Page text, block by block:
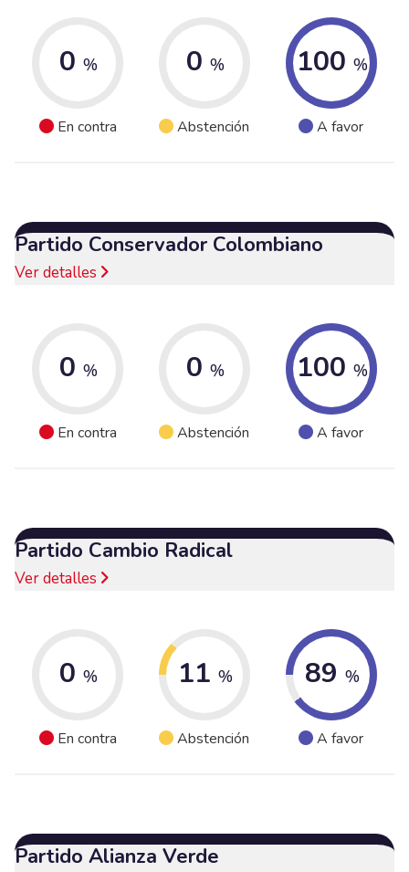
0 %
En contra
0 %
Abstención
100 %
A favor
Partido Conservador Colombiano
Ver detalles
0 %
En contra
0 %
Abstención
100 %
A favor
Partido Cambio Radical
Ver detalles
0 %
En contra
11 %
Abstención
89 %
A favor
Partido Alianza Verde